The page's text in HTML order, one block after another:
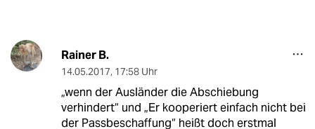
Rainer B.
14.05.2017, 17:58 Uhr
„wenn der Ausländer die Abschiebung
verhindert“ und „Er kooperiert einfach nicht bei
der Passbeschaffung“ heißt doch erstmal